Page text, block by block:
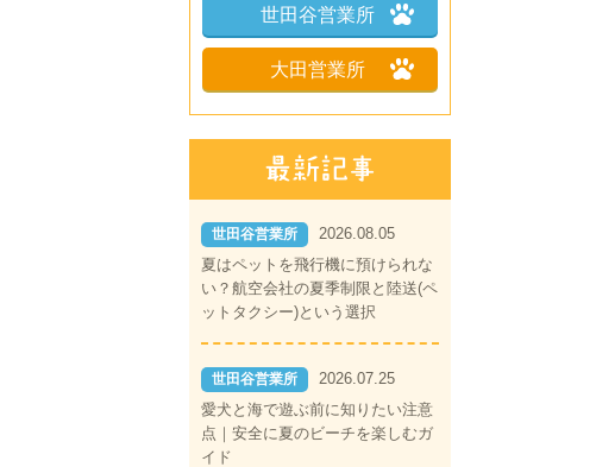
世田谷営業所
大田営業所
世田谷営業所
2026.08.05
夏はペットを飛行機に預けられな
い？航空会社の夏季制限と陸送(ペ
ットタクシー)という選択
世田谷営業所
2026.07.25
愛犬と海で遊ぶ前に知りたい注意
点｜安全に夏のビーチを楽しむガ
イド